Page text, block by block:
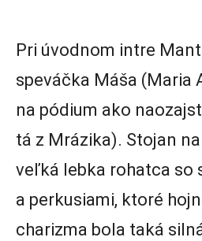
Pri úvodnom intre
speváčka Máša (Maria
na pódium ako
tá z Mrázika). Stojan
veľká lebka rohatca so
a perkusiami, ktoré
charizma bola taká